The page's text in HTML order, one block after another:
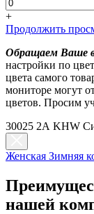
+
Продолжить
Обращаем Ваше
настройки по
цвета самого
мониторе могут
цветов. Просим
30025 2А KHW
Женская Зимняя
нашей